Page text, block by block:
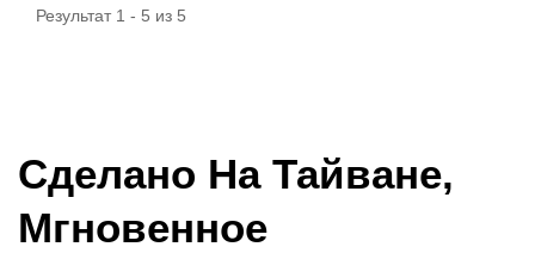
Результат 1 - 5 из 5
Сделано На Тайване,
Мгновенное